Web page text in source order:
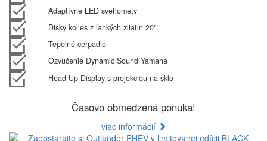
Adaptívne LED svetlomety
Disky kolies z ľahkých zliatin 20"
Tepelné čerpadlo
Ozvučenie Dynamic Sound Yamaha
Head Up Display s projekciou na sklo
Časovo obmedzená ponuka!
viac informácií